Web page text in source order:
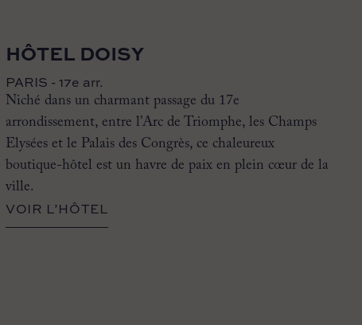
HÔTEL DOISY
PARIS - 17e arr.
Niché dans un charmant passage du 17e
arrondissement, entre l’Arc de Triomphe, les Champs
Elysées et le Palais des Congrès, ce chaleureux
boutique-hôtel est un havre de paix en plein cœur de la
ville.
VOIR L’HÔTEL